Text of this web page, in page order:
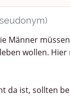
Männer
wollen.
da ist, sollten